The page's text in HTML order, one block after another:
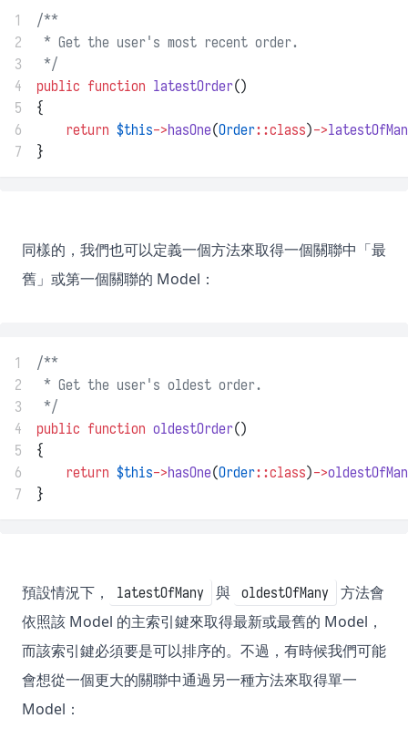
1
/**
2
* Get the user's most recent order.
3
*/
4
public function latestOrder()
5
{
6
return $this->hasOne(Order::class)->
7
}
同樣的，我們也可以定義一個方法來取得一個關聯中「最
舊」或第一個關聯的 Model：
1
/**
2
* Get the user's oldest order.
3
*/
4
public function oldestOrder()
5
{
6
return $this->hasOne(Order::class)->
7
}
預設情況下， latestOfMany 與 oldestOfMany
方法會
依照該 Model 的主索引鍵來取得最新或最舊的 Model，
而該索引鍵必須要是可以排序的。不過，有時候我們可能
會想從一個更大的關聯中通過另一種方法來取得單一
Model：